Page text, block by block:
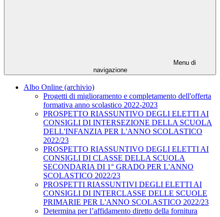
Menu di
navigazione
Albo Online (archivio)
Progetti di miglioramento e completamento dell'offerta
formativa anno scolastico 2022-2023
PROSPETTO RIASSUNTIVO DEGLI ELETTI AI
CONSIGLI DI INTERSEZIONE DELLA SCUOLA
DELL'INFANZIA PER L'ANNO SCOLASTICO
2022/23
PROSPETTO RIASSUNTIVO DEGLI ELETTI AI
CONSIGLI DI CLASSE DELLA SCUOLA
SECONDARIA DI 1° GRADO PER L'ANNO
SCOLASTICO 2022/23
PROSPETTI RIASSUNTIVI DEGLI ELETTI AI
CONSIGLI DI INTERCLASSE DELLE SCUOLE
PRIMARIE PER L'ANNO SCOLASTICO 2022/23
Determina per l’affidamento diretto della fornitura